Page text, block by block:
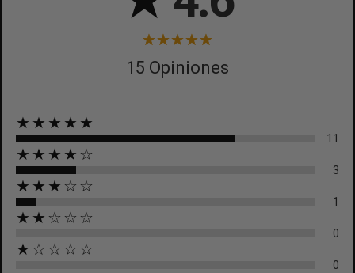
15 Opiniones
★★★★★
11
★★★★☆
3
★★★☆☆
1
★★☆☆☆
0
★☆☆☆☆
0